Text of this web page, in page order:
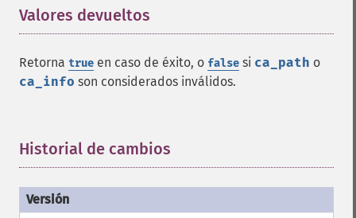
Valores devueltos
Retorna true en caso de éxito, o false si ca_path o
ca_info son considerados inválidos.
Historial de cambios